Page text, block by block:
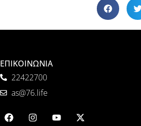
ΕΠΙΚΟΙΝΩΝΙΑ
22422700
as@76.life